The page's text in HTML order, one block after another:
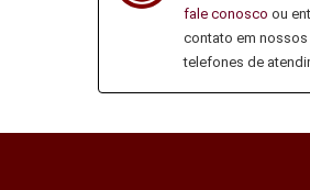
fale conosco ou
contato em nossos
telefones de